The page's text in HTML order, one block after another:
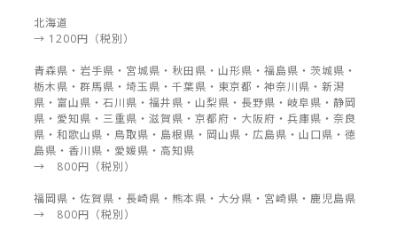
北海道
→ 1200円（税別）
青森県・岩手県・宮城県・秋田県・山形県・福島県・茨城県・
栃木県・群馬県・埼玉県・千葉県・東京都・神奈川県・新潟
県・富山県・石川県・福井県・山梨県・長野県・岐阜県・静岡
県・愛知県・三重県・滋賀県・京都府・大阪府・兵庫県・奈良
県・和歌山県・鳥取県・島根県・岡山県・広島県・山口県・徳
島県・香川県・愛媛県・高知県
→ 800円（税別）
福岡県・佐賀県・長崎県・熊本県・大分県・宮崎県・鹿児島県
→ 800円（税別）